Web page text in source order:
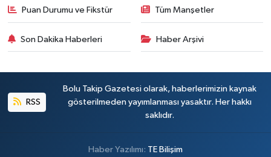
Puan Durumu ve Fikstür Tüm Manşetler
Son Dakika Haberleri Haber Arşivi
RSS
Bolu Takip Gazetesi olarak, haberlerimizin kaynak
gösterilmeden yayımlanması yasaktır. Her hakkı
saklıdır.
Haber Yazılımı: TE Bilişim